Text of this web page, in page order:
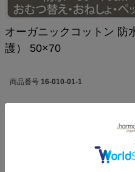
オーガニックコットン 防
護） 50×70
商品番号 16-010-01-1
5.00 1